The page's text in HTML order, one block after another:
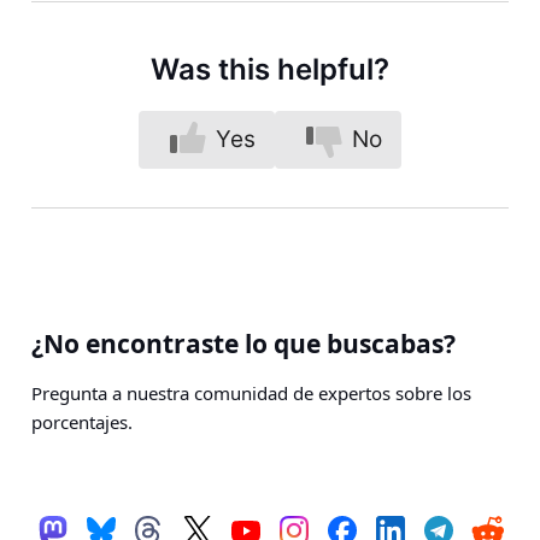
Was this helpful?
Yes No
¿No encontraste lo que buscabas?
Pregunta a nuestra comunidad de expertos sobre los
porcentajes.